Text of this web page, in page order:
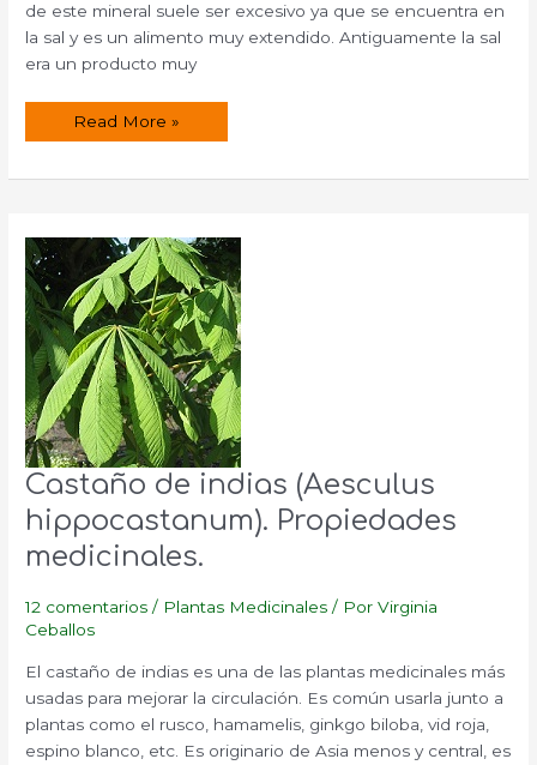
de este mineral suele ser excesivo ya que se encuentra en
la sal y es un alimento muy extendido. Antiguamente la sal
era un producto muy
¿Cuánta
Read More »
Castaño de indias (Aesculus
hippocastanum). Propiedades
medicinales.
12 comentarios / Plantas Medicinales / PorVirginia
Ceballos
El castaño de indias es una de las plantas medicinales más
usadas para mejorar la circulación. Es común usarla junto a
plantas como el rusco, hamamelis, ginkgo biloba, vid roja,
espino blanco, etc. Es originario de Asia menos y central, es